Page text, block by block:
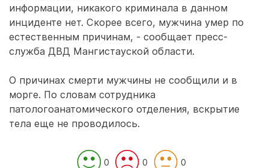
информации, никакого криминала в данном
инциденте нет. Скорее всего, мужчина умер по
естественным причинам, - сообщает пресс-
служба ДВД Мангистауской области.
О причинах смерти мужчины не сообщили и в
морге. По словам сотрудника
патологоанатомического отделения, вскрытие
тела еще не проводилось.
0 0 0